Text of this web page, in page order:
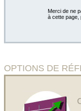
Merci de ne
à cette page,
OPTIONS DE